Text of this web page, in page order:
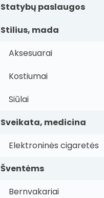
Statybų paslaugos
Stilius, mada
Aksesuarai
Kostiumai
Siūlai
Sveikata, medicina
Elektroninės cigaretės
Šventėms
Bernvakariai